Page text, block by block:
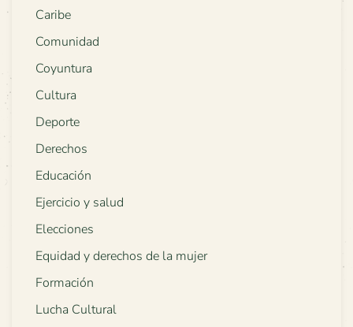
Caribe
Comunidad
Coyuntura
Cultura
Deporte
Derechos
Educación
Ejercicio y salud
Elecciones
Equidad y derechos de la mujer
Formación
Lucha Cultural